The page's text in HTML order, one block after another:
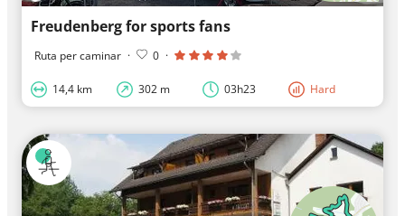
Freudenberg for sports fans
Ruta per caminar · 0 ·
14,4 km 302 m 03h23 Hard